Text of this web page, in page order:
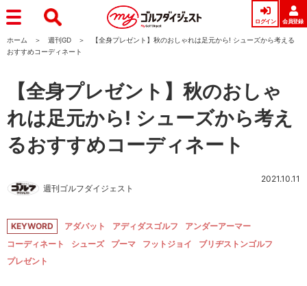
ログイン 会員登録
ホーム 週刊GD
【全身プレゼント】秋のおしゃれは足元から! シューズから考える
おすすめコーディネート
【全身プレゼント】秋のおしゃ
れは足元から! シューズから考え
るおすすめコーディネート
週刊ゴルフダイジェスト
2021.10.11
KEYWORD アダバット アディダスゴルフ
アンダーアーマー
コーディネート
シューズ プーマ フットジョイ
ブリヂストンゴルフ
プレゼント